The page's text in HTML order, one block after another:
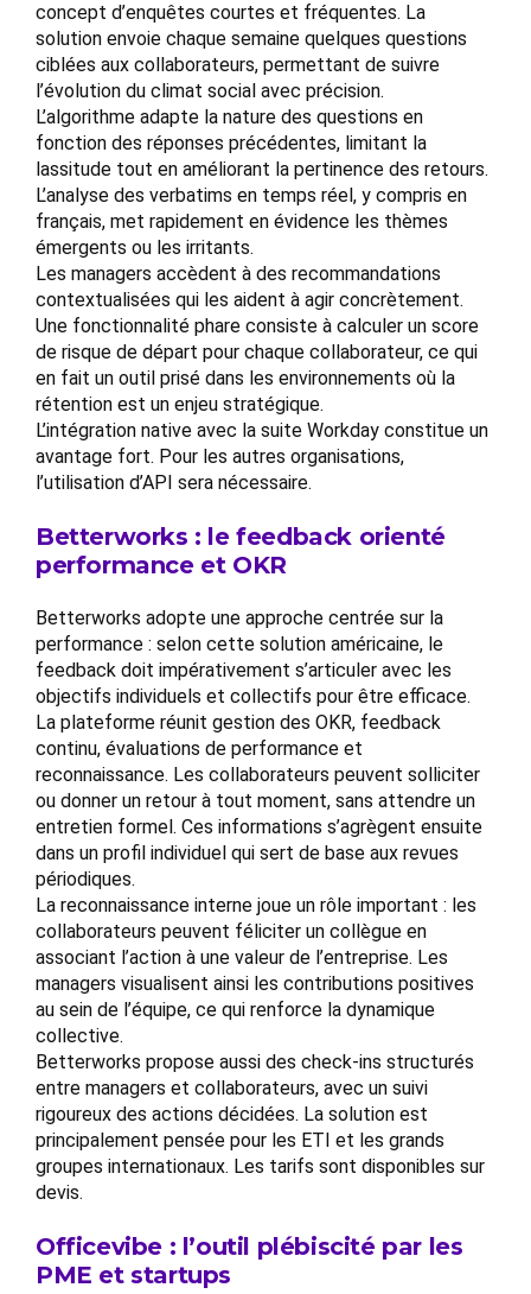
concept d’enquêtes courtes et fréquentes. La
solution envoie chaque semaine quelques questions
ciblées aux collaborateurs, permettant de suivre
l’évolution du climat social avec précision.
L’algorithme adapte la nature des questions en
fonction des réponses précédentes, limitant la
lassitude tout en améliorant la pertinence des retours.
L’analyse des verbatims en temps réel, y compris en
français, met rapidement en évidence les thèmes
émergents ou les irritants.
Les managers accèdent à des recommandations
contextualisées qui les aident à agir concrètement.
Une fonctionnalité phare consiste à calculer un score
de risque de départ pour chaque collaborateur, ce qui
en fait un outil prisé dans les environnements où la
rétention est un enjeu stratégique.
L’intégration native avec la suite Workday constitue un
avantage fort. Pour les autres organisations,
l’utilisation d’API sera nécessaire.
Betterworks : le feedback orienté
performance et OKR
Betterworks adopte une approche centrée sur la
performance : selon cette solution américaine, le
feedback doit impérativement s’articuler avec les
objectifs individuels et collectifs pour être efficace.
La plateforme réunit gestion des OKR, feedback
continu, évaluations de performance et
reconnaissance. Les collaborateurs peuvent solliciter
ou donner un retour à tout moment, sans attendre un
entretien formel. Ces informations s’agrègent ensuite
dans un profil individuel qui sert de base aux revues
périodiques.
La reconnaissance interne joue un rôle important : les
collaborateurs peuvent féliciter un collègue en
associant l’action à une valeur de l’entreprise. Les
managers visualisent ainsi les contributions positives
au sein de l’équipe, ce qui renforce la dynamique
collective.
Betterworks propose aussi des check-ins structurés
entre managers et collaborateurs, avec un suivi
rigoureux des actions décidées. La solution est
principalement pensée pour les ETI et les grands
groupes internationaux. Les tarifs sont disponibles sur
devis.
Officevibe : l’outil plébiscité par les
PME et startups